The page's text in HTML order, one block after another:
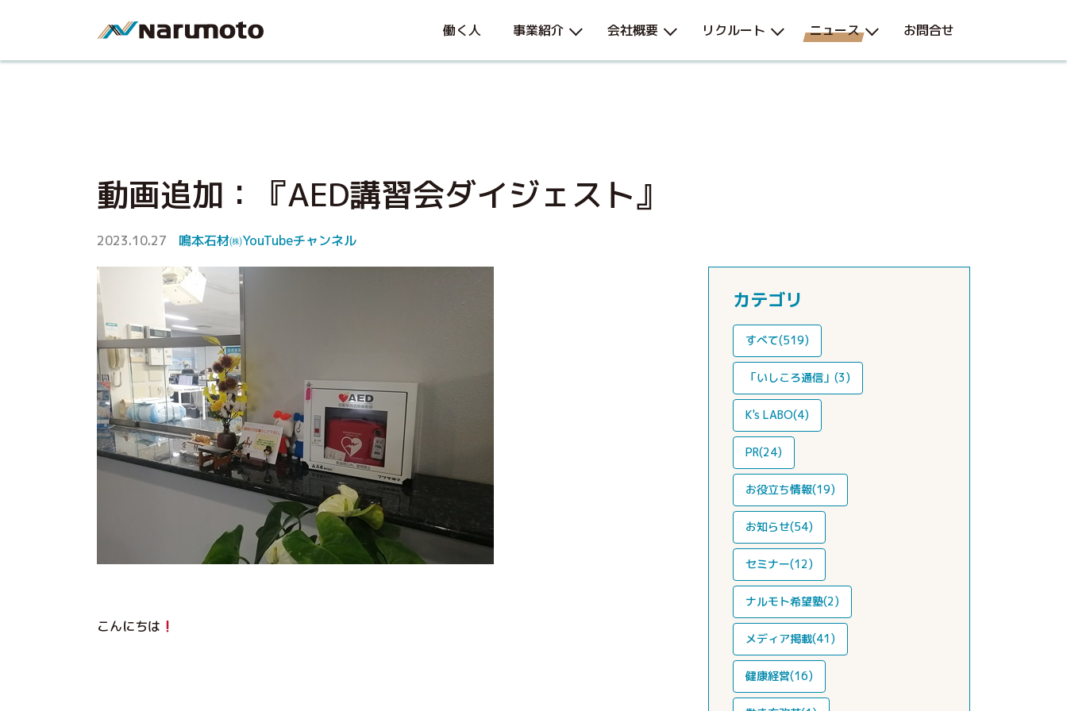
働く人 事業紹介 会社概要 リクルート ニュース お問合せ
動画追加：『AED講習会ダイジェスト』
2023.10.27 鳴本石材㈱YouTubeチャンネル
こんにちは
カテゴリ
すべて(519)
「いしころ通信」(3)
K's LABO(4)
PR(24)
お役立ち情報(19)
お知らせ(54)
セミナー(12)
ナルモト希望塾(2)
メディア掲載(41)
健康経営(16)